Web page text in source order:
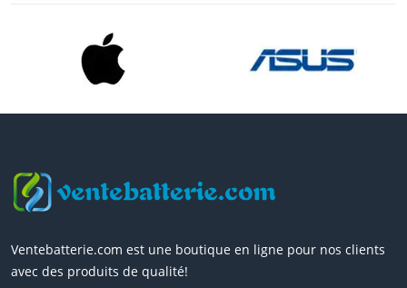
Ventebatterie.com est une boutique en ligne pour nos clients
avec des produits de qualité!